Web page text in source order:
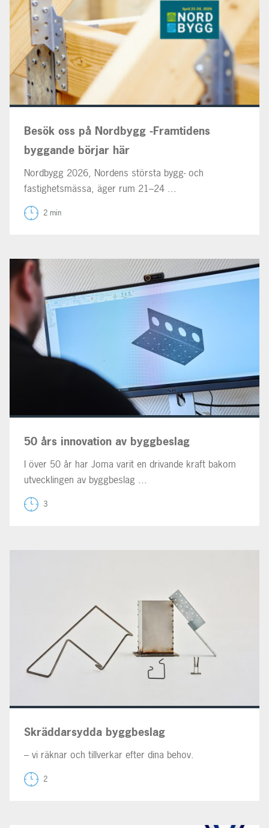
Besök oss på Nordbygg -Framtidens
byggande börjar här
Nordbygg 2026, Nordens största bygg- och
fastighetsmässa, äger rum 21–24 ...
2 min
50 års innovation av byggbeslag
I över 50 år har Joma varit en drivande kraft bakom
utvecklingen av byggbeslag ...
3
Skräddarsydda byggbeslag
– vi räknar och tillverkar efter dina behov.
2